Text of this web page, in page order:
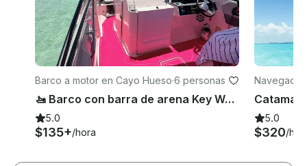
Barco a motor en Cayo Hueso·6 personas
🚤 Barco con barra de arena Key West Pink 👙
5.0
$135+/hora
5.0
$320/